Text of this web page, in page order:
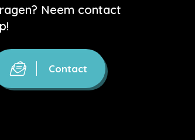
Neem contact
Contact